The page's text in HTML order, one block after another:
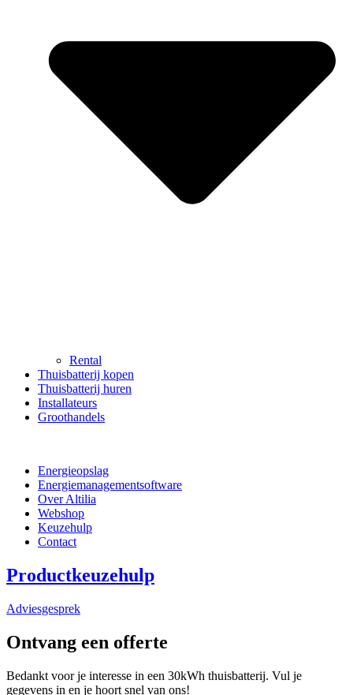
Rental
Thuisbatterij kopen
Thuisbatterij huren
Installateurs
Groothandels
Energieopslag
Energiemanagementsoftware
Over Altilia
Webshop
Keuzehulp
Contact
Productkeuzehulp
Adviesgesprek
Ontvang een offerte
Bedankt voor je interesse in een 30kWh thuisbatterij. Vul je
gegevens in en je hoort snel van ons!